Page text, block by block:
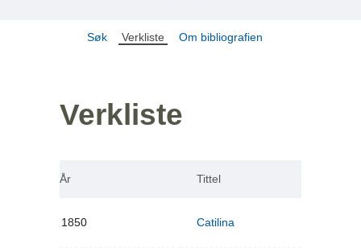
Søk Verkliste Om bibliografien
Verkliste
År Tittel
1850 Catilina